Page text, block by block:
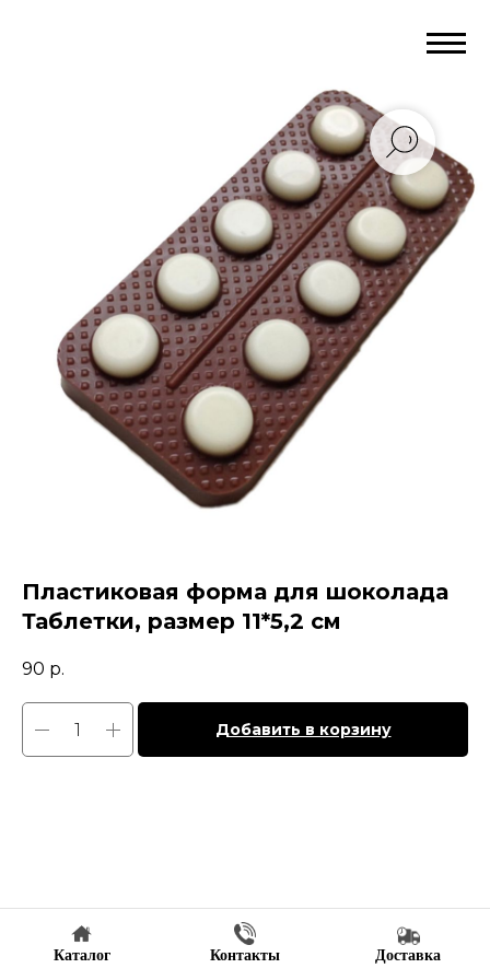
Пластиковая форма для шоколада
Таблетки, размер 11*5,2 см
90 р.
Добавить в корзину
Каталог Контакты Доставка